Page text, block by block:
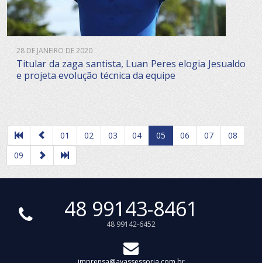
28 DE JANEIRO DE 2020
Titular da zaga santista, Luan Peres elogia Jesualdo
e projeta evolução técnica da equipe
01 02 03 04 05 06 07
08
09
48 99143-8461
48 99142-6452